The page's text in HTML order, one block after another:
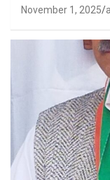
November 1, 2025